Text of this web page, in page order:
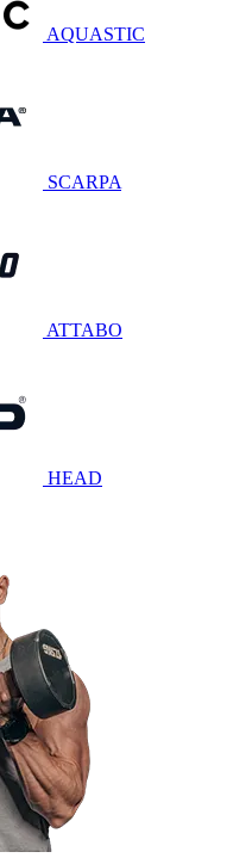
AQUASTIC
SCARPA
ATTABO
HEAD